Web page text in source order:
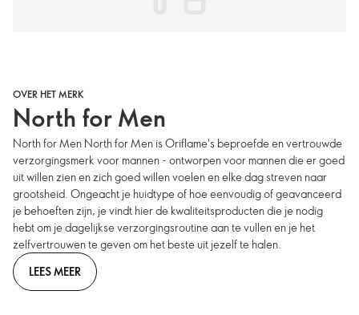
OVER HET MERK
North for Men
North for Men North for Men is Oriflame's beproefde en vertrouwde
verzorgingsmerk voor mannen - ontworpen voor mannen die er goed
uit willen zien en zich goed willen voelen en elke dag streven naar
grootsheid. Ongeacht je huidtype of hoe eenvoudig of geavanceerd
je behoeften zijn, je vindt hier de kwaliteitsproducten die je nodig
hebt om je dagelijkse verzorgingsroutine aan te vullen en je het
zelfvertrouwen te geven om het beste uit jezelf te halen.
LEES MEER